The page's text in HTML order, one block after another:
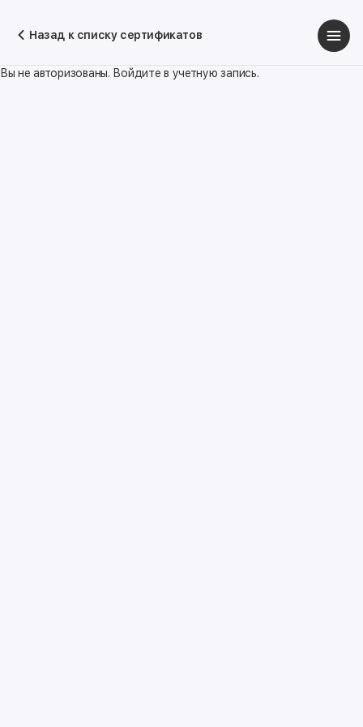
Назад к списку сертификатов
Вы не авторизованы. Войдите в учетную запись.